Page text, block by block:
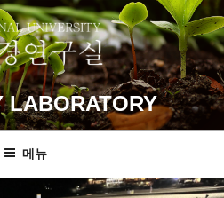
LABORATORY
메뉴